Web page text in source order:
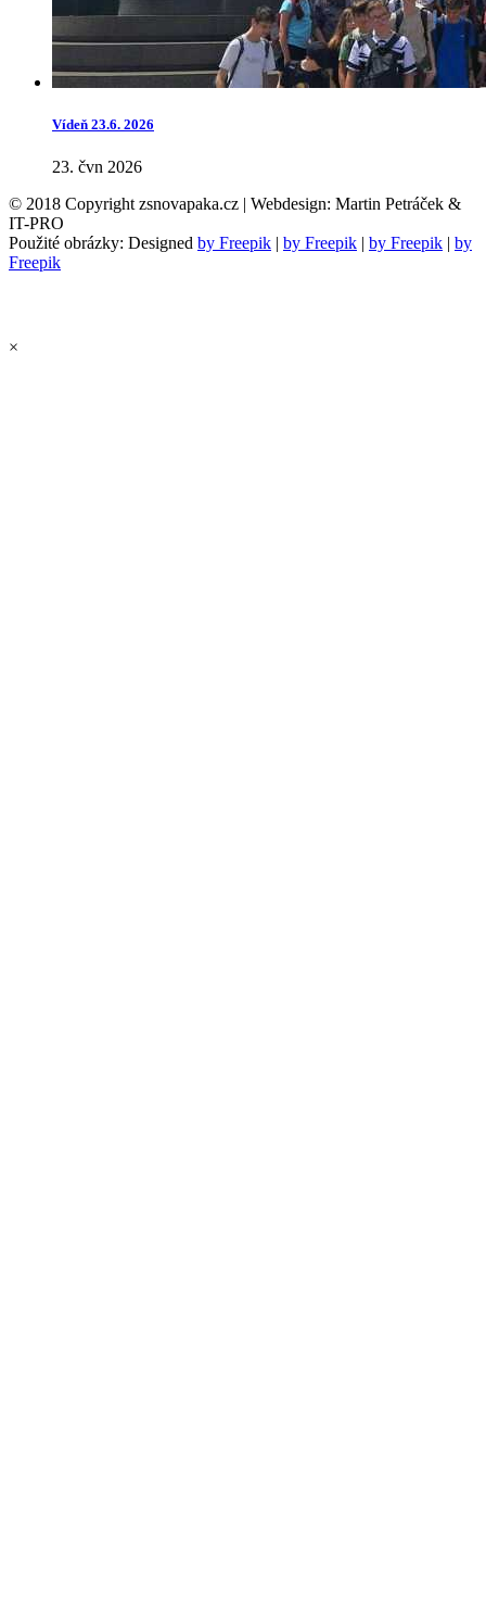
Vídeň 23.6. 2026
23. čvn 2026
© 2018 Copyright zsnovapaka.cz | Webdesign: Martin Petráček &
IT-PRO
Použité obrázky: Designed by Freepik | by Freepik | by Freepik | by
Freepik
×